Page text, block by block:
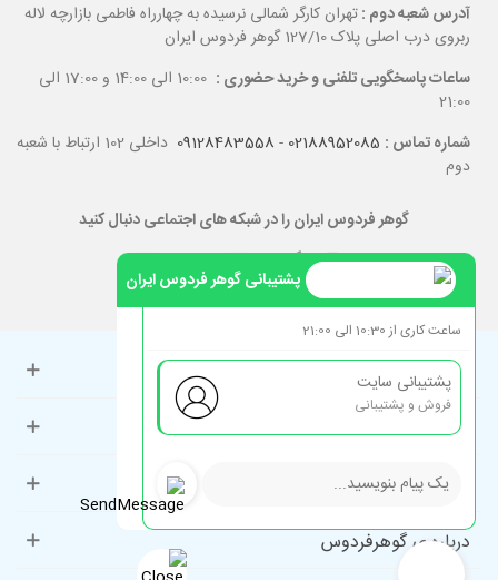
آدرس شعبه دوم :تهران کارگر شمالی نرسیده به چهارراه فاطمی بازارچه لاله
ربروی درب اصلی پلاک 127/10 گوهر فردوس ایران
ساعات پاسخگویی تلفنی و خرید حضوری :
10:00 الی 14:00 و 17:00 الی
21:00
شماره تماس : 02188952085
-
09128483558
داخلی 102 ارتباط با شعبه
دوم
گوهر فردوس ایران را در شبکه های اجتماعی دنبال کنید
حساب کاربری
راهنمای مشتریان
دسته‌بندی‌های پرطرفدار
درباره ی گوهرفردوس
پشتیبانی گوهر فردوس ایران
ساعت کاری از 10:30 الی 21:00
پشتیبانی سایت
فروش و پشتیبانی